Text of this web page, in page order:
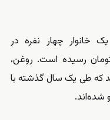
خانوار چهار نفره در
از ۲۱ میلیون تومان رسیده است. روغن،
که طی یک سال گذشته با